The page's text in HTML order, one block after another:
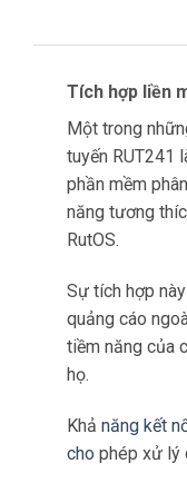
bảo thu thập
Tích hợp liền
Một trong
phần mềm
năng tương
RutOS.
Sự tích hợp
quảng cáo
tiềm năng của